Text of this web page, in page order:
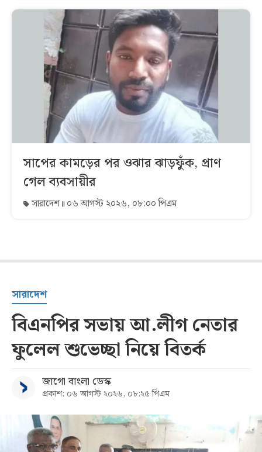
সাপের কামড়ের পর ওঝার ঝাড়ফুঁক, প্রাণ
গেল ব্যবসায়ীর
সারাদেশ ০৬ আগস্ট ২০২৬, ০৮:০০ পিএম
সারাদেশ
বিএনপির সভায় আ.লীগ নেতার
ফুলেল শুভেচ্ছা নিয়ে বিতর্ক
জাগো বাংলা ডেস্ক
প্রকাশ: ০৬ আগস্ট ২০২৬, ০৮:২৫ পিএম